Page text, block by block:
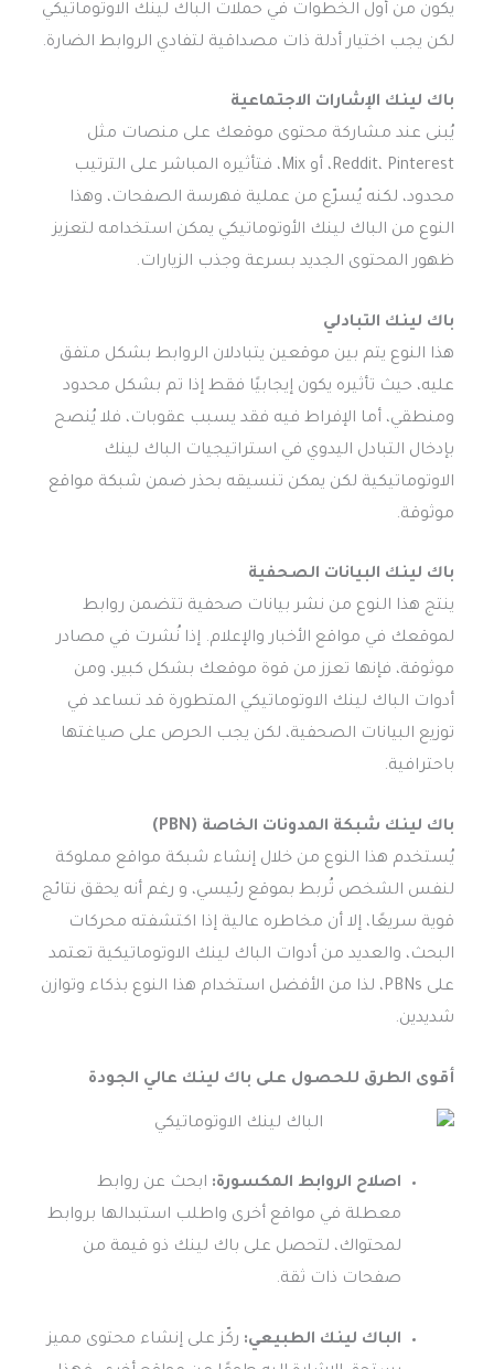
يكون من أول الخطوات في حملات الباك لينك الاوتوماتيكي
لكن يجب اختيار أدلة ذات مصداقية لتفادي الروابط الضارة.
باك لينك الإشارات الاجتماعية
يُبنى عند مشاركة محتوى موقعك على منصات مثل
Reddit، Pinterest، أو Mix، فتأثيره المباشر على الترتيب
محدود، لكنه يُسرّع من عملية فهرسة الصفحات، وهذا
النوع من الباك لينك الأوتوماتيكي يمكن استخدامه لتعزيز
ظهور المحتوى الجديد بسرعة وجذب الزيارات.
باك لينك التبادلي
هذا النوع يتم بين موقعين يتبادلان الروابط بشكل متفق
عليه، حيث تأثيره يكون إيجابيًا فقط إذا تم بشكل محدود
ومنطقي، أما الإفراط فيه فقد يسبب عقوبات، فلا يُنصح
بإدخال التبادل اليدوي في استراتيجيات الباك لينك
الاوتوماتيكية لكن يمكن تنسيقه بحذر ضمن شبكة مواقع
موثوقة.
باك لينك البيانات الصحفية
ينتج هذا النوع من نشر بيانات صحفية تتضمن روابط
لموقعك في مواقع الأخبار والإعلام. إذا نُشرت في مصادر
موثوقة، فإنها تعزز من قوة موقعك بشكل كبير، ومن
أدوات الباك لينك الاوتوماتيكي المتطورة قد تساعد في
توزيع البيانات الصحفية، لكن يجب الحرص على صياغتها
باحترافية.
باك لينك شبكة المدونات الخاصة (PBN)
يُستخدم هذا النوع من خلال إنشاء شبكة مواقع مملوكة
لنفس الشخص تُربط بموقع رئيسي، و رغم أنه يحقق نتائج
قوية سريعًا، إلا أن مخاطره عالية إذا اكتشفته محركات
البحث، والعديد من أدوات الباك لينك الاوتوماتيكية تعتمد
على PBNs، لذا من الأفضل استخدام هذا النوع بذكاء وتوازن
شديدين.
أقوى الطرق للحصول على باك لينك عالي الجودة
اصلاح الروابط المكسورة: ابحث عن روابط
معطلة في مواقع أخرى واطلب استبدالها بروابط
لمحتواك، لتحصل على باك لينك ذو قيمة من
صفحات ذات ثقة.
الباك لينك الطبيعي: ركّز على إنشاء محتوى مميز